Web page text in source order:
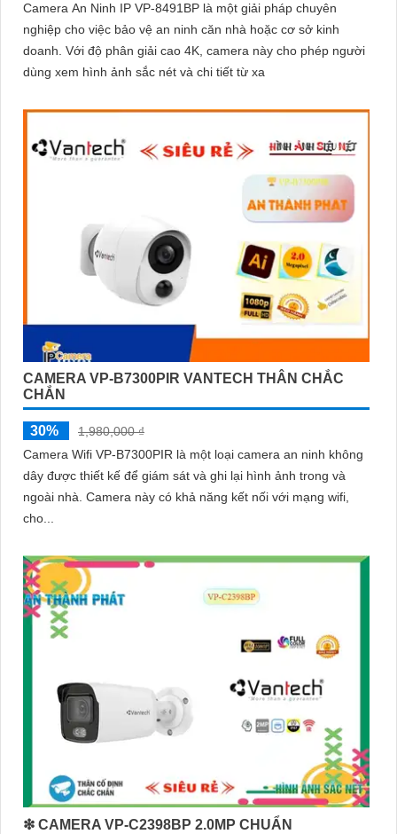
Camera An Ninh IP VP-8491BP là một giải pháp chuyên
nghiệp cho việc bảo vệ an ninh căn nhà hoặc cơ sở kinh
doanh. Với độ phân giải cao 4K, camera này cho phép người
dùng xem hình ảnh sắc nét và chi tiết từ xa
CAMERA VP-B7300PIR VANTECH THÂN CHẮC
CHẮN
30%
1,980,000 ₫
Camera Wifi VP-B7300PIR là một loại camera an ninh không
dây được thiết kế để giám sát và ghi lại hình ảnh trong và
ngoài nhà. Camera này có khả năng kết nối với mạng wifi,
cho...
❇ CAMERA VP-C2398BP 2.0MP CHUẨN